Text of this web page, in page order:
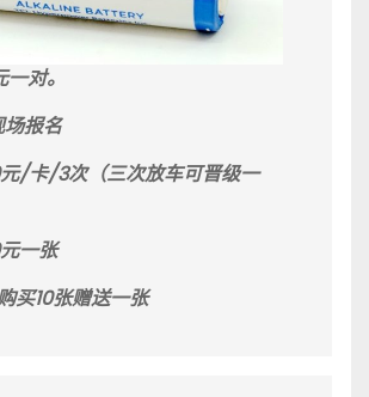
对。
报名
/卡/3次（三次放车可晋级一
一张
买10张赠送一张